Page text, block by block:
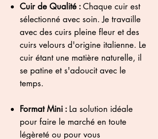
Cuir de Qualité :Chaque cuir est
sélectionné avec soin. Je travaille
avec des cuirs pleine fleur et des
cuirs velours d'origine italienne. Le
cuir étant une matière naturelle, il
se patine et s'adoucit avec le
temps.
Format Mini : La solution idéale
pour faire le marché en toute
légèreté ou pour vous